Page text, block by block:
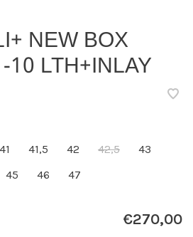
NEW BOX
LTH+INLAY
41 41,5 42 42,5
43
45 46 47
€270,00